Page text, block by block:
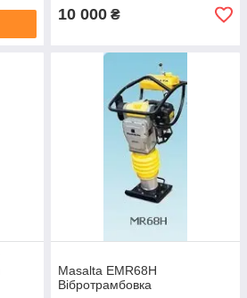
10 000 ₴
Masalta EMR68H
Вібротрамбовка